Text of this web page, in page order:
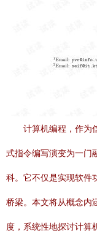
计算机编程，作为
式指令编写演变为一门
科。它不仅是实现软件
桥梁。本文将从概念内
度，系统性地探讨计算